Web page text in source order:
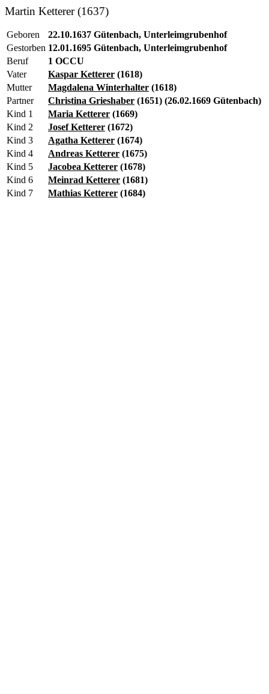
Martin Ketterer (1637)
Geboren
22.10.1637 Gütenbach, Unterleimgrubenhof
Gestorben 12.01.1695 Gütenbach, Unterleimgrubenhof
Beruf
1 OCCU
Vater
Kaspar Ketterer (1618)
Mutter
Magdalena Winterhalter (1618)
Partner
Christina Grieshaber (1651) (26.02.1669 Gütenbach)
Kind 1
Maria Ketterer (1669)
Kind 2
Josef Ketterer (1672)
Kind 3
Agatha Ketterer (1674)
Kind 4
Andreas Ketterer (1675)
Kind 5
Jacobea Ketterer (1678)
Kind 6
Meinrad Ketterer (1681)
Kind 7
Mathias Ketterer (1684)